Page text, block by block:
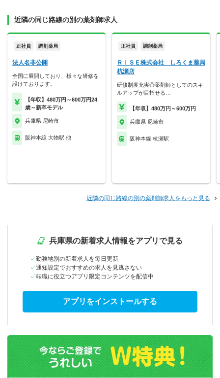
近隣の同じ路線の別の薬剤師求人
正社員 調剤薬局
法人名非公開
全国に展開しており、様々な研修を
設けております。
【年収】480万円～600万円24
歳～新卒モデル
兵庫県 尼崎市
阪神本線 大物駅 他
正社員 調剤薬局
ＲＩＳＥ株式会社 しろくま薬局
杭瀬店
研修制度充実◎薬剤師としてのスキ
ルアップが目指せる…
【年収】480万円～600万円
兵庫県 尼崎市
阪神本線 杭瀬駅
近隣の同じ路線の別の薬剤師求人をもっと見る
兵庫県の新着求人情報をアプリで見る
勤務地別の新着求人を毎日更新
通知設定でおすすめの求人を見逃さない
転職に役立つアプリ限定コンテンツを配信中
アプリをインストールする